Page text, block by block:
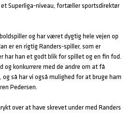
Superliga-niveau, fortæller sportsdirektør
og har været dygtig hele vejen op
er en rigtig Randers-spiller, som er
har han et godt blik for spillet og en fin fod.
og konkurrere med de andre om at få
så har vi også mulighed for at bruge ham
Pedersen.
over at have skrevet under med Randers